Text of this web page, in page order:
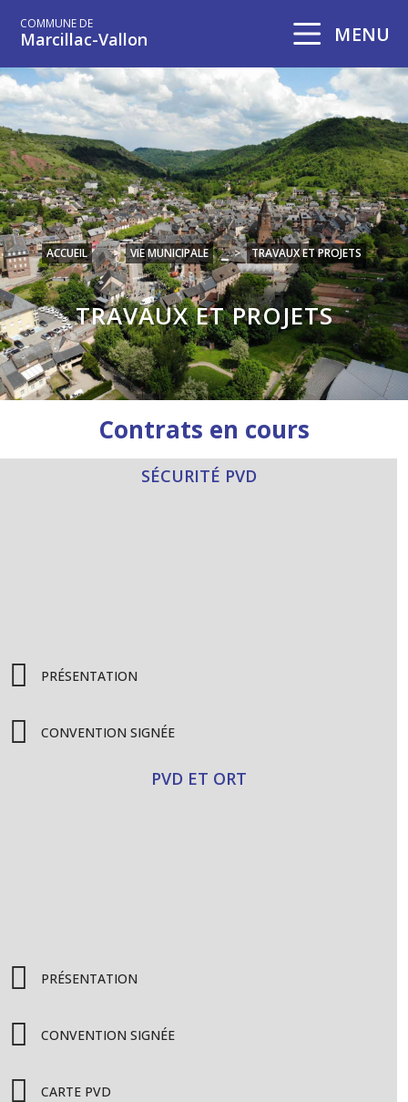
COMMUNE DE
Marcillac-Vallon MENU
ACCUEIL > VIE MUNICIPALE > TRAVAUX ET PROJETS
TRAVAUX ET PROJETS
Contrats en cours
SÉCURITÉ PVD
PRÉSENTATION
CONVENTION SIGNÉE
PVD ET ORT
PRÉSENTATION
CONVENTION SIGNÉE
CARTE PVD